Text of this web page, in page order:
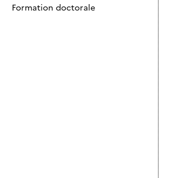
Formation doctorale